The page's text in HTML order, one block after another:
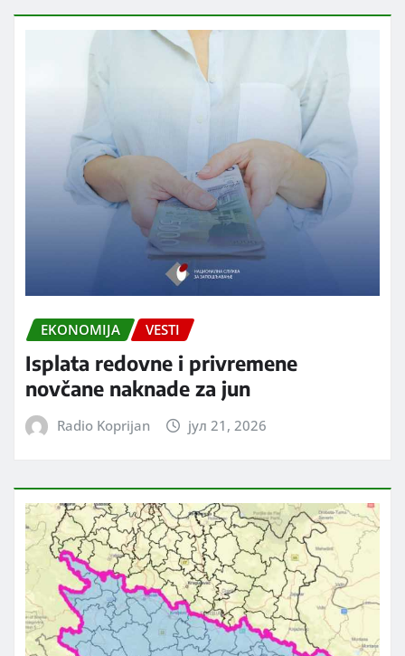
EKONOMIJA VESTI
Isplata redovne i privremene
novčane naknade za jun
Radio Koprijan јул 21, 2026